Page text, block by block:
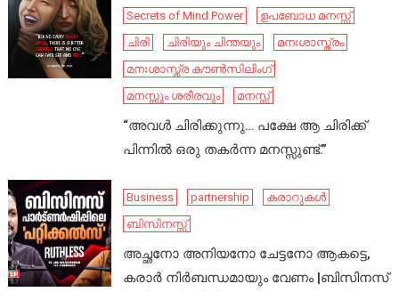
Secrets of Mind Power
ഉപബോധ മനസ്സ്
ചിരി
ചിരിയും ചിന്തയും
മനഃശാസ്ത്രം
മനഃശാസ്ത്ര കൗൺസിലിംഗ്
മനസ്സും ശരീരവും
മനസ്സ്
“അവൾ ചിരിക്കുന്നു… പക്ഷേ ആ ചിരിക്ക്
പിന്നിൽ ഒരു തകർന്ന മനസ്സുണ്ട്.”
Business partnership
കരാറുകൾ
ബിസിനസ്സ്
അച്ഛനോ അനിയനോ ചേട്ടനോ ആകട്ടെ,
കരാർ നിർബന്ധമായും വേണം |ബിസിനസ്